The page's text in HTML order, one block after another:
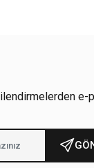
e-